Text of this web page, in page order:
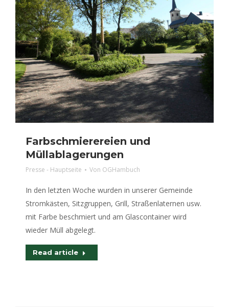
Farbschmierereien und
Müllablagerungen
Presse - Hauptseite Von OGHambuch
In den letzten Woche wurden in unserer Gemeinde
Stromkästen, Sitzgruppen, Grill, Straßenlaternen usw.
mit Farbe beschmiert und am Glascontainer wird
wieder Müll abgelegt.
Read article